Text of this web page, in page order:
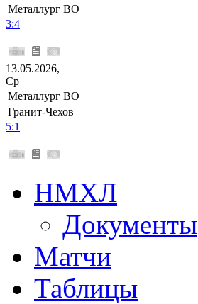
Металлург ВО
3:4
13.05.2026,
Ср
Металлург ВО
Гранит-Чехов
5:1
НМХЛ
Документы
Матчи
Таблицы